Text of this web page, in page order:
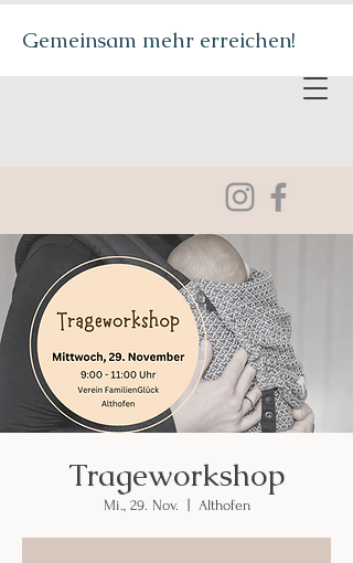
Gemeinsam mehr erreichen!
Trageworkshop
Mi., 29. Nov. Althofen